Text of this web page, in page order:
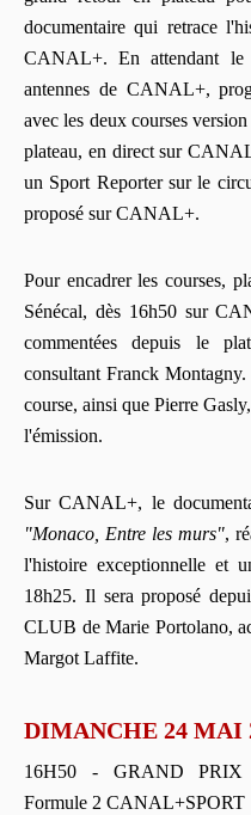
documentaire qui retrace
CANAL+. En attendant
antennes de CANAL+,
avec les deux courses
plateau, en direct sur
un Sport Reporter sur le
proposé sur CANAL+.
Pour encadrer les courses,
Sénécal, dès 16h50 sur
commentées depuis le
consultant Franck
course, ainsi que Pierre
l'émission.
Sur CANAL+, le
"Monaco, Entre les murs",
l'histoire exceptionnelle et
18h25. Il sera proposé
CLUB de Marie Portolano,
Margot Laffite.
DIMANCHE 24 MAI
16H50 - GRAND PRIX
Formule 2 CANAL+SPORT